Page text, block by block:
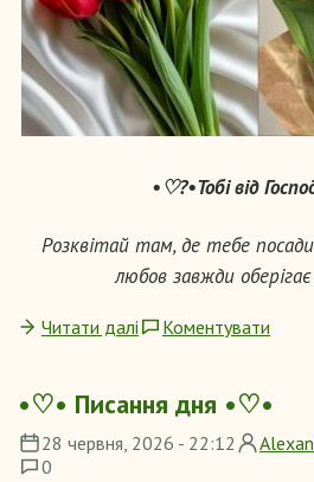
•♡?•Тобі від
Розквітай там, де тебе
любов завжди
Читати далі Коментувати
•♡• Писання дня •♡•
28 червня, 2026 - 22:12
0